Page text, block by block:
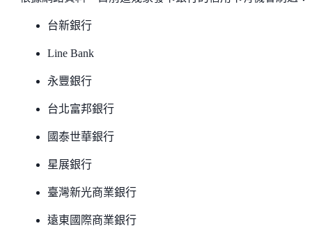
台新銀行
Line Bank
永豐銀行
台北富邦銀行
國泰世華銀行
星展銀行
臺灣新光商業銀行
遠東國際商業銀行